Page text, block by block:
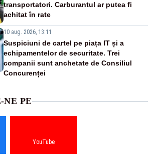
transportatori. Carburantul ar putea fi
achitat în rate
10 aug. 2026, 13:11
Suspiciuni de cartel pe piața IT și a
echipamentelor de securitate. Trei
companii sunt anchetate de Consiliul
Concurenței
NE PE
YouTube